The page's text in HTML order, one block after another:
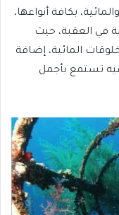
بكافة أنواعها،
في العقبة، حيث
المائية، إضافة
تستمع بأجمل